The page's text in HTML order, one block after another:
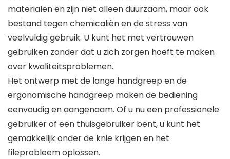
materialen en zijn niet alleen duurzaam, maar ook
bestand tegen chemicaliën en de stress van
veelvuldig gebruik. U kunt het met vertrouwen
gebruiken zonder dat u zich zorgen hoeft te maken
over kwaliteitsproblemen.
Het ontwerp met de lange handgreep en de
ergonomische handgreep maken de bediening
eenvoudig en aangenaam. Of u nu een professionele
gebruiker of een thuisgebruiker bent, u kunt het
gemakkelijk onder de knie krijgen en het
fileprobleem oplossen.